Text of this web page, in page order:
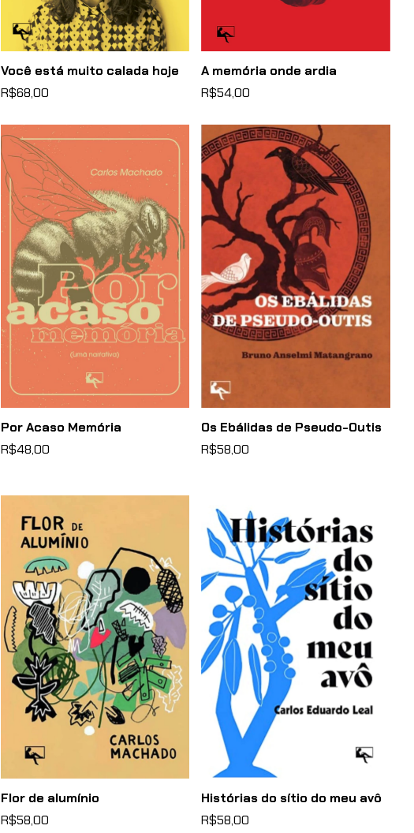
Você está muito calada hoje
R$68,00
A memória onde ardia
R$54,00
Por Acaso Memória
R$48,00
Os Ebálidas de Pseudo-Outis
R$58,00
Flor de alumínio
R$58,00
Histórias do sítio do meu avô
R$58,00